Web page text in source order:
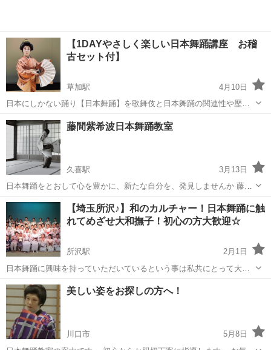
【1DAYやさしく楽しい日本舞踊講座 お稽
古セット付】
草加駅
4月10日
日本にしかない踊り【日本舞踊】を歌舞伎と日本舞踊の関連性や歴史
のレクチャーと独特の手や足の動きの基本所作を学び、踊りのお稽古
では扇を使い、ご存じの『さくらさくら』を舞ってみます。 お稽古セ
ットには浴衣一式と扇が付き、着付と...
埼玉 草加市 草加駅 日本舞踊 講座
藤間紫希波日本舞踊教室
久喜駅
3月13日
日本舞踊をとおして心を豊かに、新たな自分を、発見しませんか 藤間
紫希波日本舞踊教室３つの特徴 一人ひとりの学び力に合わせ、曲を選
定し稽古を進めていきます。 紫派藤間流の特徴は「粋でおおらかな歌
舞伎舞踊」です。 家...
埼玉 久喜市 久喜駅 日本舞踊 藤間
【埼玉所沢♪】和のカルチャー！日本舞踊に触
れてめざせ大和撫子！初心の方大歓迎☆
所沢駅
2月1日
日本舞踊に興味を持っていただいているという事は私共にとって大き
な喜びです。 気軽に、そして無理なく安心して継続できるお稽古を目
指しております。 （池袋駅徒歩5分、副都心線氷川台、埼玉所沢、綾
瀬、埼玉久喜、また奈良県な...
埼玉 所沢市 所沢駅 日本舞踊
美しい姿をお探しの方へ！
川口市
5月8日